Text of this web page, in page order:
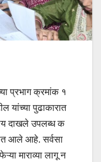
प्रभाग क्रमांक १
यांच्या पुढाकारात
दाखले उपलब्ध क
आले आहे. सर्वसा
माराव्या लागू न